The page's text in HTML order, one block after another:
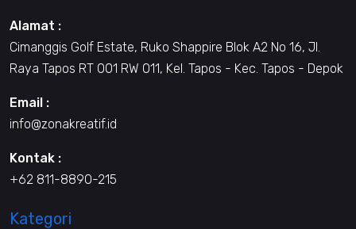
Alamat :
Cimanggis Golf Estate, Ruko Shappire Blok A2 No 16, Jl.
Raya Tapos RT 001 RW 011, Kel. Tapos - Kec. Tapos - Depok
Email :
info@zonakreatif.id
Kontak :
+62 811-8890-215
Kategori